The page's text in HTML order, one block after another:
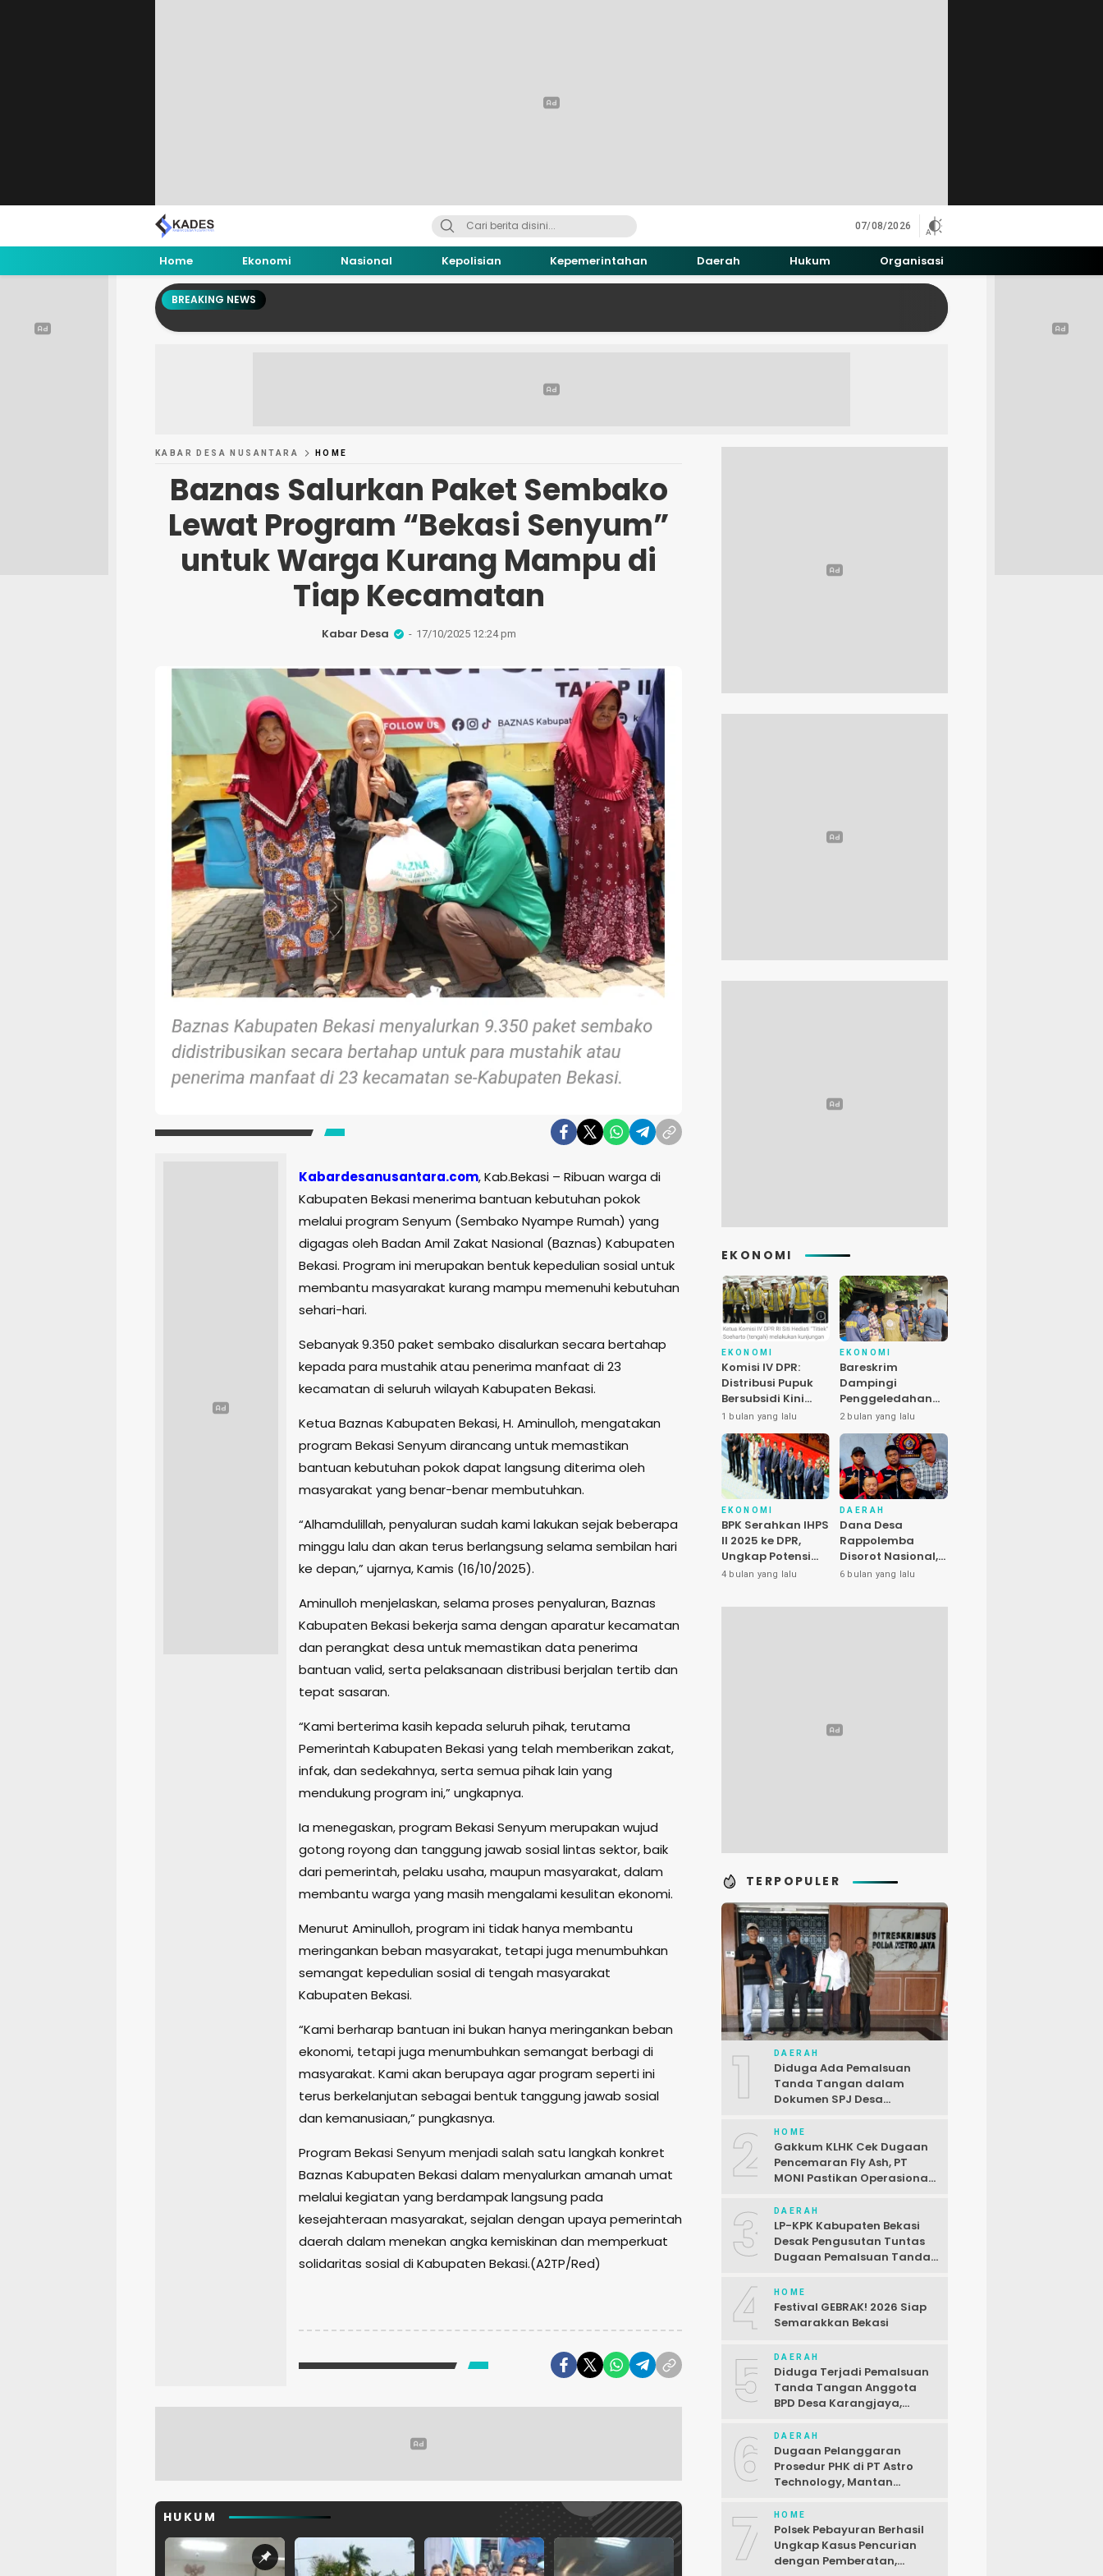
07/08/2026
Home Ekonomi Nasional Kepolisian Kepemerintahan Daerah Hukum Organisasi
BREAKING NEWS
KABAR DESA NUSANTARA HOME
Baznas Salurkan Paket Sembako
Lewat Program “Bekasi Senyum”
untuk Warga Kurang Mampu di
Tiap Kecamatan
Kabar Desa 17/10/2025 12:24 pm
Kabardesanusantara.com, Kab.Bekasi – Ribuan warga di
Kabupaten Bekasi menerima bantuan kebutuhan pokok
melalui program Senyum (Sembako Nyampe Rumah) yang
digagas oleh Badan Amil Zakat Nasional (Baznas) Kabupaten
Bekasi. Program ini merupakan bentuk kepedulian sosial untuk
membantu masyarakat kurang mampu memenuhi kebutuhan
sehari-hari.
Sebanyak 9.350 paket sembako disalurkan secara bertahap
kepada para mustahik atau penerima manfaat di 23
kecamatan di seluruh wilayah Kabupaten Bekasi.
Ketua Baznas Kabupaten Bekasi, H. Aminulloh, mengatakan
program Bekasi Senyum dirancang untuk memastikan
bantuan kebutuhan pokok dapat langsung diterima oleh
masyarakat yang benar-benar membutuhkan.
“Alhamdulillah, penyaluran sudah kami lakukan sejak beberapa
minggu lalu dan akan terus berlangsung selama sembilan hari
ke depan,” ujarnya, Kamis (16/10/2025).
Aminulloh menjelaskan, selama proses penyaluran, Baznas
Kabupaten Bekasi bekerja sama dengan aparatur kecamatan
dan perangkat desa untuk memastikan data penerima
bantuan valid, serta pelaksanaan distribusi berjalan tertib dan
tepat sasaran.
“Kami berterima kasih kepada seluruh pihak, terutama
Pemerintah Kabupaten Bekasi yang telah memberikan zakat,
infak, dan sedekahnya, serta semua pihak lain yang
mendukung program ini,” ungkapnya.
Ia menegaskan, program Bekasi Senyum merupakan wujud
gotong royong dan tanggung jawab sosial lintas sektor, baik
dari pemerintah, pelaku usaha, maupun masyarakat, dalam
membantu warga yang masih mengalami kesulitan ekonomi.
Menurut Aminulloh, program ini tidak hanya membantu
meringankan beban masyarakat, tetapi juga menumbuhkan
semangat kepedulian sosial di tengah masyarakat
Kabupaten Bekasi.
“Kami berharap bantuan ini bukan hanya meringankan beban
ekonomi, tetapi juga menumbuhkan semangat berbagi di
masyarakat. Kami akan berupaya agar program seperti ini
terus berkelanjutan sebagai bentuk tanggung jawab sosial
dan kemanusiaan,” pungkasnya.
Program Bekasi Senyum menjadi salah satu langkah konkret
Baznas Kabupaten Bekasi dalam menyalurkan amanah umat
melalui kegiatan yang berdampak langsung pada
kesejahteraan masyarakat, sejalan dengan upaya pemerintah
daerah dalam menekan angka kemiskinan dan memperkuat
solidaritas sosial di Kabupaten Bekasi.(A2TP/Red)
HUKUM
EKONOMI
EKONOMI
Komisi IV DPR:
Distribusi Pupuk
Bersubsidi Kini
Lebih Cepat, 145
Aturan Dipangkas
1 bulan yang lalu
EKONOMI
Bareskrim
Dampingi
Penggeledahan
Kasus Satwa
Dilindungi di
Bekasi
2 bulan yang lalu
EKONOMI
BPK Serahkan IHPS
II 2025 ke DPR,
Ungkap Potensi
Penyelamatan
Puluhan Triliun
4 bulan yang lalu
DAERAH
Dana Desa
Rappolemba
Disorot Nasional,
Presiden LIRA Nilai
Abuse of Power
6 bulan yang lalu
TERPOPULER
1 DAERAH
Diduga Ada Pemalsuan
Tanda Tangan dalam
Dokumen SPJ Desa
Dilaporkan ke Polda Metro
Jaya
2 HOME
Gakkum KLHK Cek Dugaan
Pencemaran Fly Ash, PT
MONI Pastikan Operasional
3 DAERAH
LP-KPK Kabupaten Bekasi
Desak Pengusutan Tuntas
Dugaan Pemalsuan Tanda
Karangjaya
4 HOME
Festival GEBRAK! 2026 Siap
Semarakkan Bekasi
5 DAERAH
Diduga Terjadi Pemalsuan
Tanda Tangan Anggota
BPD Desa Karangjaya,
6 DAERAH
Dugaan Pelanggaran
Prosedur PHK di PT Astro
Technology, Mantan
7 HOME
Polsek Pebayuran Berhasil
Ungkap Kasus Pencurian
dengan Pemberatan,